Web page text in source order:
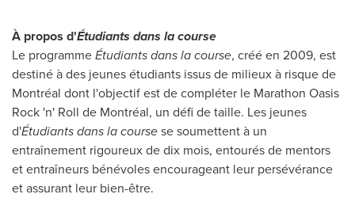
À propos d'Étudiants dans la course
Le programmeÉtudiants dans la course, créé en 2009, est
destiné à des jeunes étudiants issus de milieux à risque de
Montréal dont l'objectif est de compléter le Marathon Oasis
Rock 'n' Roll de Montréal, un défi de taille. Les jeunes
d'Étudiants dans la coursese soumettent à un
entraînement rigoureux de dix mois, entourés de mentors
et entraîneurs bénévoles encourageant leur persévérance
et assurant leur bien-être.